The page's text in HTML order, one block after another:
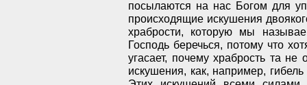
посылаются на нас Богом для
происходящие искушения
храбрости, которую мы
Господь беречься, потому что
угасает, почему храбрость та
искушения, как, например,